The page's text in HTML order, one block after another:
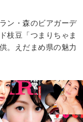
ン・森のビアガーデ
枝豆「つまりちゃま
。えだまめ県の魅力